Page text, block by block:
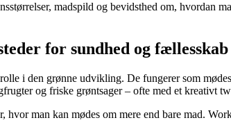
madspild og bevidsthed om, hvordan
for sundhed og fællesskab
i den grønne udvikling. De fungerer som
og friske grøntsager – ofte med et kreativt
hvor man kan mødes om mere end bare mad.